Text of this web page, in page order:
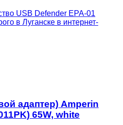
адаптер) Amperin
65W, white